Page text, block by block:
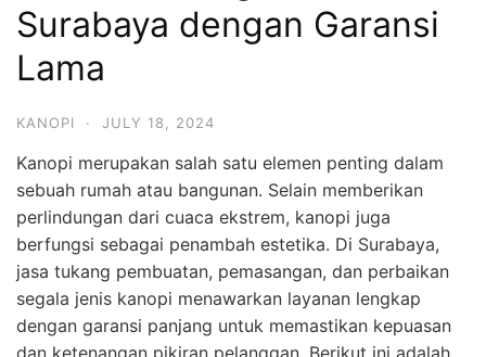
Surabaya dengan Garansi
Lama
KANOPI · JULY 18, 2024
Kanopi merupakan salah satu elemen penting dalam
sebuah rumah atau bangunan. Selain memberikan
perlindungan dari cuaca ekstrem, kanopi juga
berfungsi sebagai penambah estetika. Di Surabaya,
jasa tukang pembuatan, pemasangan, dan perbaikan
segala jenis kanopi menawarkan layanan lengkap
dengan garansi panjang untuk memastikan kepuasan
dan ketenangan pikiran pelanggan. Berikut ini adalah